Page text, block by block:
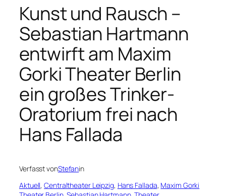
Kunst und Rausch –
Sebastian Hartmann
entwirft am Maxim
Gorki Theater Berlin
ein großes Trinker-
Oratorium frei nach
Hans Fallada
Verfasst vonStefanin
Aktuell, Centraltheater Leipzig, Hans Fallada, Maxim Gorki